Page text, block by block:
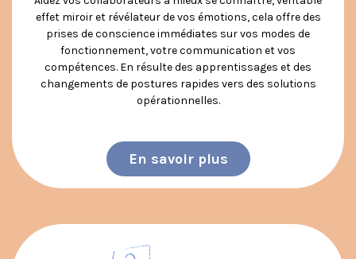
effet miroir et révélateur de vos émotions, cela offre des
prises de conscience immédiates sur vos modes de
fonctionnement, votre communication et vos
compétences. En résulte des apprentissages et des
changements de postures rapides vers des solutions
opérationnelles.
En savoir plus